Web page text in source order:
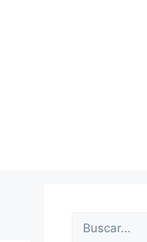
Buscar: